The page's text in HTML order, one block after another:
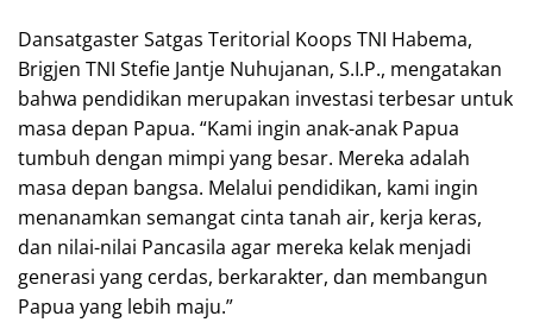
Dansatgaster Satgas Teritorial Koops TNI Habema,
Brigjen TNI Stefie Jantje Nuhujanan, S.I.P., mengatakan
bahwa pendidikan merupakan investasi terbesar untuk
masa depan Papua. “Kami ingin anak-anak Papua
tumbuh dengan mimpi yang besar. Mereka adalah
masa depan bangsa. Melalui pendidikan, kami ingin
menanamkan semangat cinta tanah air, kerja keras,
dan nilai-nilai Pancasila agar mereka kelak menjadi
generasi yang cerdas, berkarakter, dan membangun
Papua yang lebih maju.”